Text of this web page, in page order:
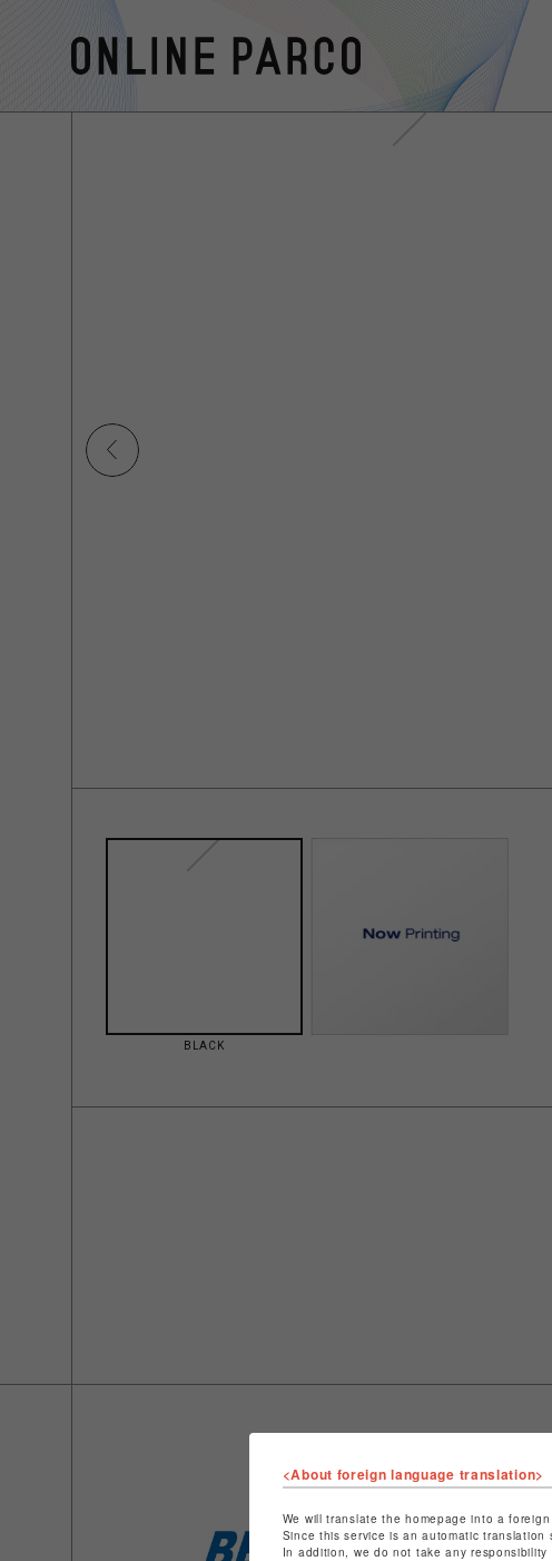
BLACK
店舗名
<About foreign language translation>
We will translate the homepage into a
Since this service is an automatic
In addition, we do not take any